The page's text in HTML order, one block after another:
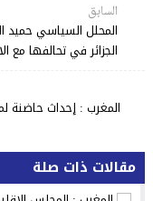
السابق
المحلل السياسي
الجزائر في تحالفها مع
المغرب : إحداث حاضنة
مقالات ذات صلة